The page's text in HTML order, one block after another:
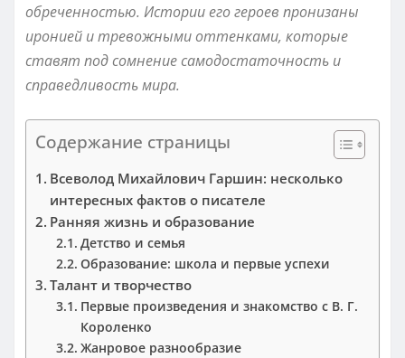
обреченностью. Истории его героев пронизаны
иронией и тревожными оттенками, которые
ставят под сомнение самодостаточность и
справедливость мира.
Содержание страницы
Всеволод Михайлович Гаршин: несколько
интересных фактов о писателе
Ранняя жизнь и образование
Детство и семья
Образование: школа и первые успехи
Талант и творчество
Первые произведения и знакомство с В. Г.
Короленко
Жанровое разнообразие